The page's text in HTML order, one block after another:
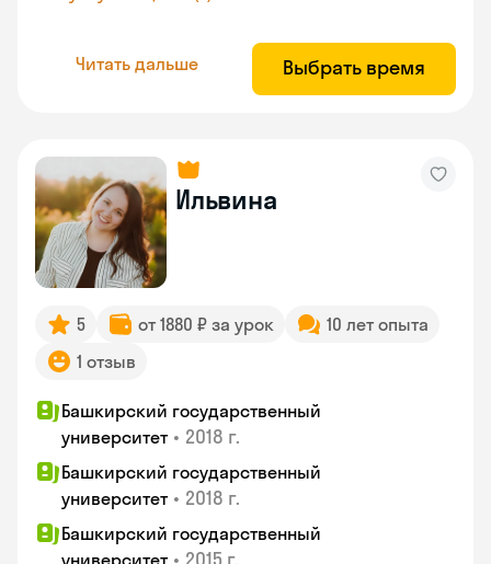
Читать дальше Выбрать время
Ильвина
5 от 1880 ₽ за урок
10 лет опыта
1 отзыв
Башкирский государственный
университет • 2018 г.
Башкирский государственный
университет • 2018 г.
Башкирский государственный
университет